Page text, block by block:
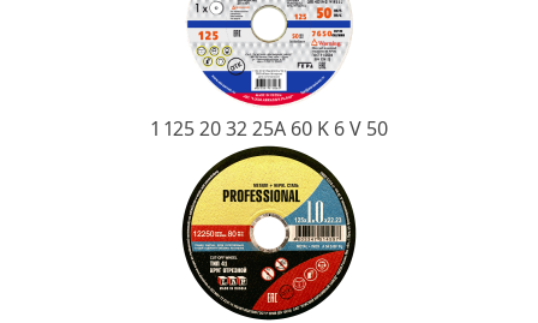
1 125 20 32 25А 60 K 6 V 50